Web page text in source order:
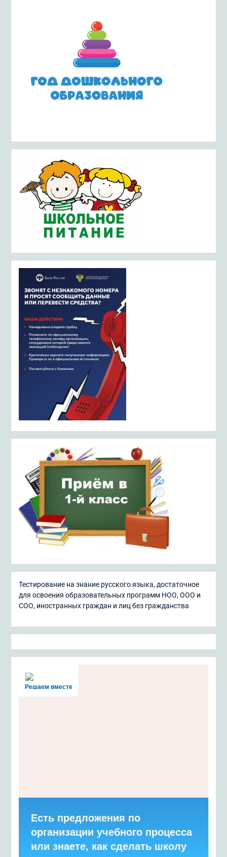
Тестирование на знание русского языка, достаточное
для освоения образовательных программ НОО, ООО и
СОО, иностранных граждан и лиц без гражданства
Решаем вместе
Есть предложения по
организации учебного процесса
или знаете, как сделать школу